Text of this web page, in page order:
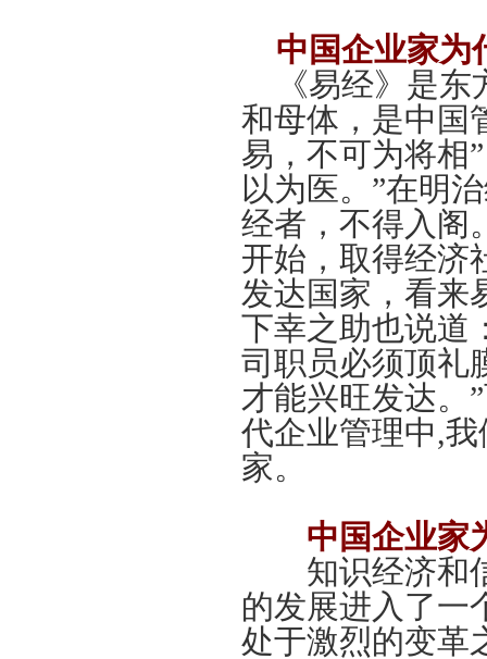
中国企业家为
《易经》是
和母体，是中国
易，不可为将相
以为医。”在明
经者，不得入阁
开始，取得经济
发达国家，看来
下幸之助也说道
司职员必须顶礼
才能兴旺发达。
代企业管理中,
家。
中国企业家
知识经济和信
的发展进入了一
处于激烈的变革